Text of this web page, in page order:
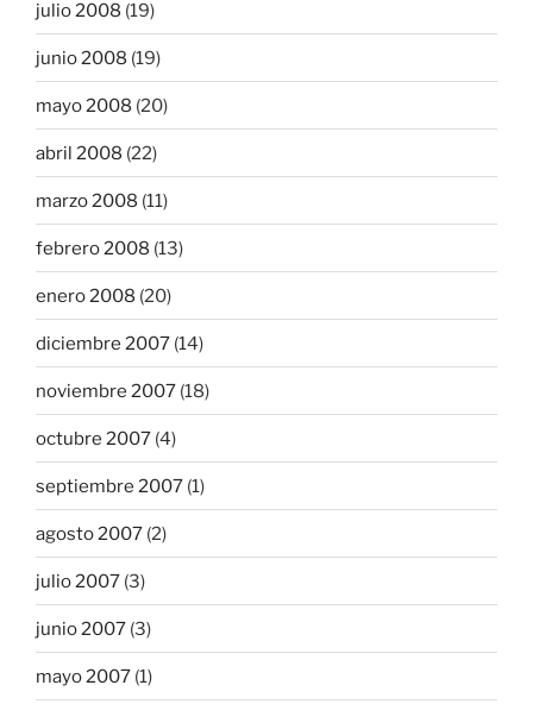
julio 2008 (19)
junio 2008 (19)
mayo 2008 (20)
abril 2008 (22)
marzo 2008 (11)
febrero 2008 (13)
enero 2008 (20)
diciembre 2007 (14)
noviembre 2007 (18)
octubre 2007 (4)
septiembre 2007 (1)
agosto 2007 (2)
julio 2007 (3)
junio 2007 (3)
mayo 2007 (1)